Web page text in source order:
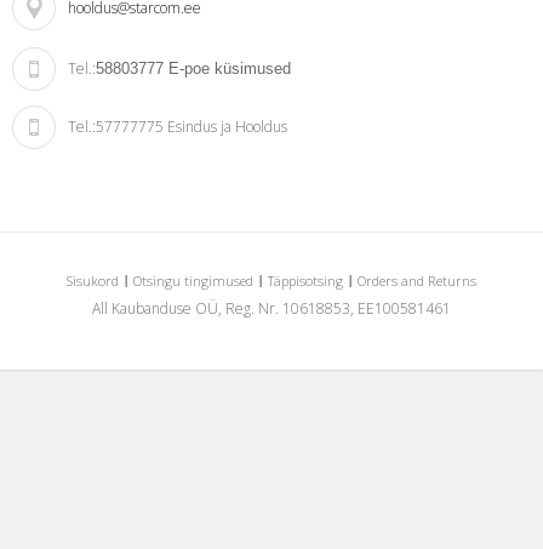
hooldus@starcom.ee
Tel.:58803777 E-poe küsimused
Tel.:57777775 Esindus ja Hooldus
Sisukord Otsingu tingimused Täppisotsing Orders and Returns
All Kaubanduse OÜ, Reg. Nr. 10618853, EE100581461